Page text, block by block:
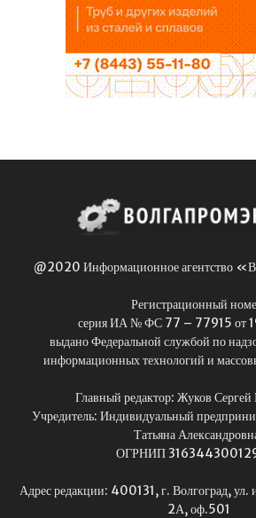
@2020 Информационное агентство
Регистрационный
серия ИА № ФС 77 – 77915 от
выдано Федеральной службой по
информационных технологий и
Главный редактор: Жуков Сергей
Учредитель: Индивидуальный
Татьяна
ОГРНИП
Адрес редакции: 400131, г. Волгоград,
2А, оф.501